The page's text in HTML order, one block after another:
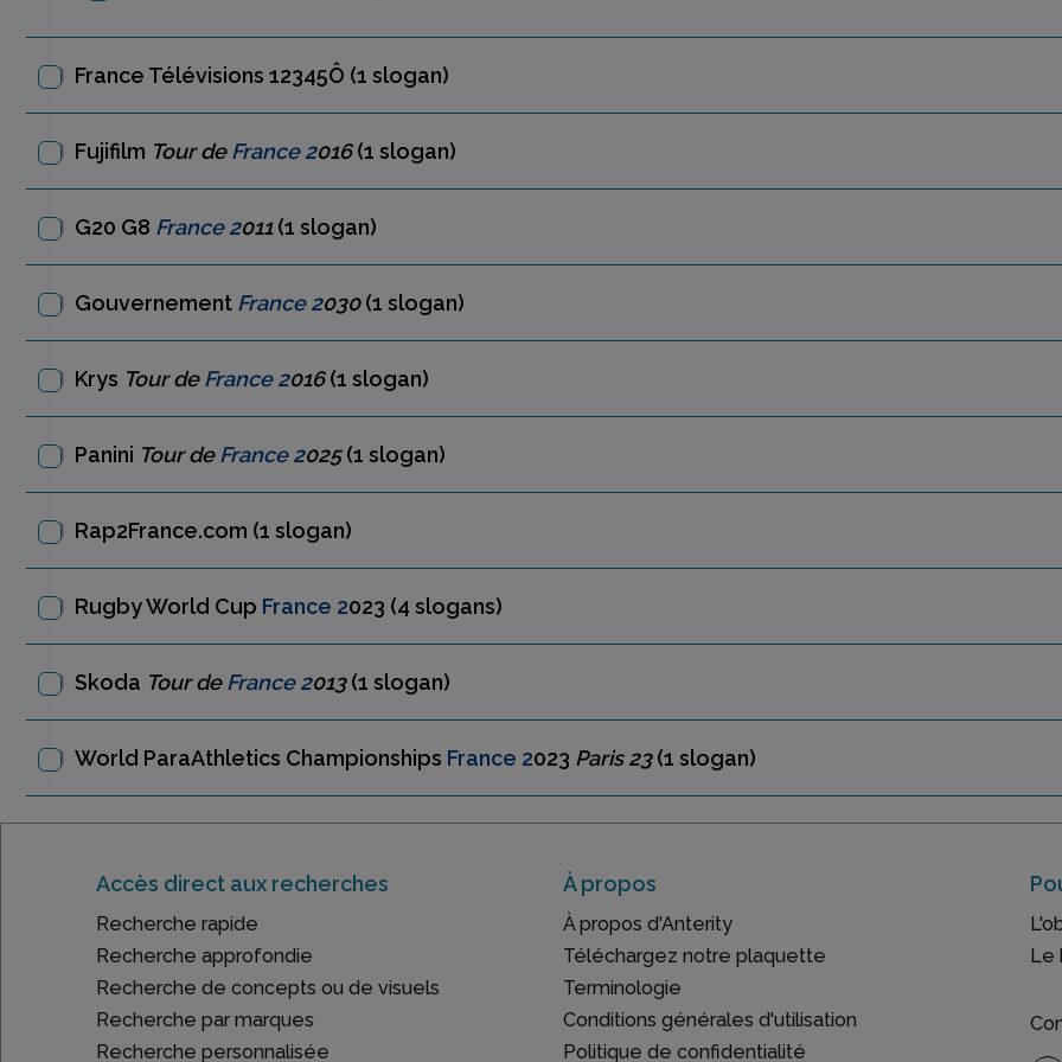
France Télévisions 12345Ô (1 slogan)
Fujifilm Tour deFrance 2016(1 slogan)
G20 G8 France 2011(1 slogan)
Gouvernement France 2030(1 slogan)
Krys Tour deFrance 2016(1 slogan)
Panini Tour deFrance 2025(1 slogan)
Rap2France.com (1 slogan)
Rugby World Cup France 2023 (4 slogans)
Skoda Tour deFrance 2013(1 slogan)
World ParaAthletics Championships France 2023 Paris 23(1 slogan)
Accès direct aux recherches
Recherche rapide
Recherche approfondie
Recherche de concepts ou de visuels
Recherche par marques
Recherche personnalisée
À propos
À propos d'Anterity
Téléchargez notre plaquette
Terminologie
Conditions générales d'utilisation
Politique de confidentialité
Le